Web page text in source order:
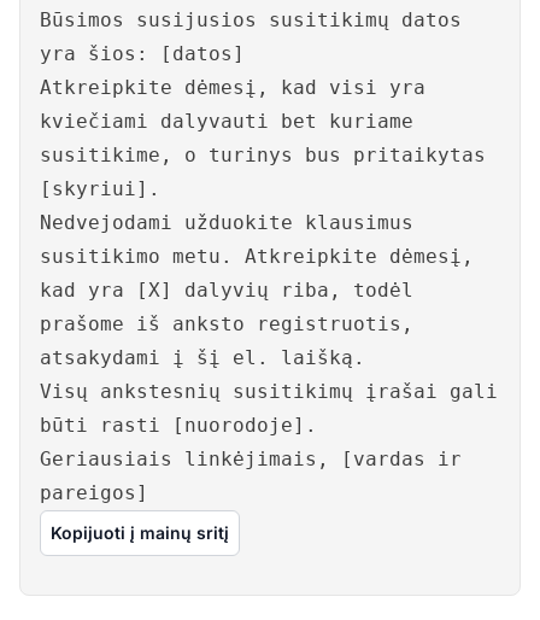
Būsimos susijusios susitikimų datos
yra šios: [datos]
Atkreipkite dėmesį, kad visi yra
kviečiami dalyvauti bet kuriame
susitikime, o turinys bus pritaikytas
[skyriui].
Nedvejodami užduokite klausimus
susitikimo metu. Atkreipkite dėmesį,
kad yra [X] dalyvių riba, todėl
prašome iš anksto registruotis,
atsakydami į šį el. laišką.
Visų ankstesnių susitikimų įrašai gali
būti rasti [nuorodoje].
Geriausiais linkėjimais, [vardas ir
pareigos]
Kopijuoti į mainų sritį